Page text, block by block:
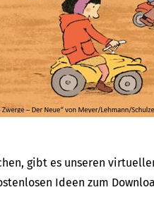
gibt es unseren
Ideen zum